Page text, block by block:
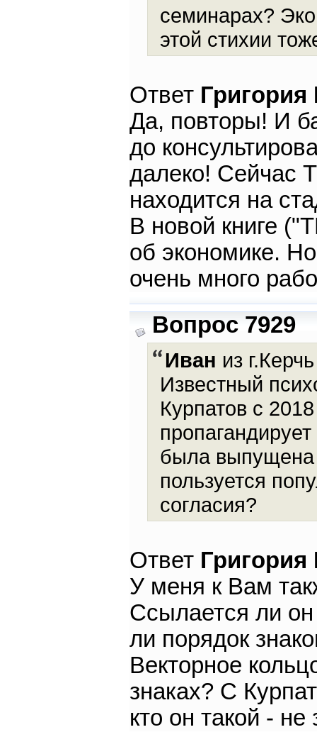
семинарах?
этой стихии
Ответ
Да, повторы! И
до
далеко! Сейчас
находится на
В новой книге
об экономике.
очень много
Вопрос 7929
Иван из
Известный
Курпатов с
была выпущена
пользуется
согласия?
Ответ
У меня к Вам
Ссылается ли
ли порядок
Векторное
знаках? С
кто он такой - не